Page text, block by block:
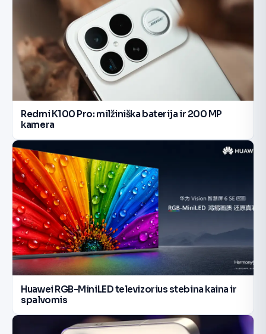
Redmi K100 Pro: milžiniška baterija ir 200 MP
kamera
Huawei RGB-MiniLED televizorius stebina kaina ir
spalvomis